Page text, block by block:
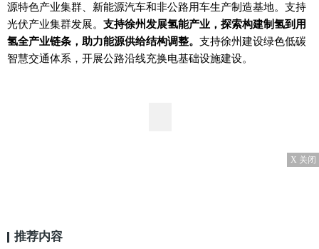
源特色产业集群、新能源汽车和非公路用车生产制造基地。支持
光伏产业集群发展。 支持徐州发展氢能产业，探索构建制氢到用
氢全产业链条，助力能源供给结构调整。 支持徐州建设绿色低碳
智慧交通体系，开展公路沿线充换电基础设施建设。
X 关闭
推荐内容